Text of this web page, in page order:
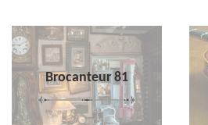
Brocanteur 81